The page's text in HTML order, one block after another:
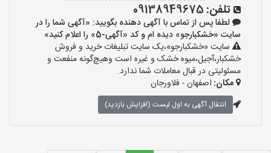
تلفن: 09138949675
لطفا پس از تماس با آگهی دهنده بگویید: «آگهی شما را در
سایت «خشکبارجو» دیده ام و کد «آگهی-5» را اعلام کنید»
سایت «خشکبارجو»،یک سایت تبلیغات خرید و فروش
خشکبار،آجیل،میوه خشک و غیره است وهیچ‌گونه منفعت و
مسئولیتی در قبال معاملات شما ندارد.
مکان: اصفهان - فلاورجان
انتقال آگهی به اول لیست (افزایش بازدید)